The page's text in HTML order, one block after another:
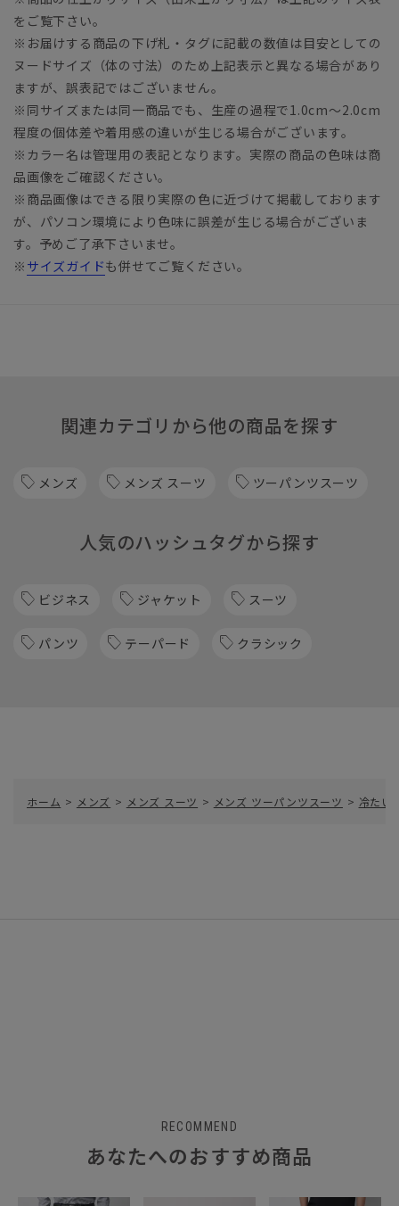
をご覧下さい。
※お届けする商品の下げ札・タグに記載の数値は目安としての
ヌードサイズ（体の寸法）のため上記表示と異なる場合があり
ますが、誤表記ではございません。
※同サイズまたは同一商品でも、生産の過程で1.0cm～2.0cm
程度の個体差や着用感の違いが生じる場合がございます。
※カラー名は管理用の表記となります。実際の商品の色味は商
品画像をご確認ください。
※商品画像はできる限り実際の色に近づけて掲載しております
が、パソコン環境により色味に誤差が生じる場合がございま
す。予めご了承下さいませ。
※ サイズガイドも併せてご覧ください。
関連カテゴリから他の商品を探す
メンズ メンズ スーツ ツーパンツスーツ
人気のハッシュタグから探す
ビジネス ジャケット スーツ
パンツ テーパード クラシック
ホーム > メンズ > メンズ スーツ > メンズ ツーパンツスーツ > 冷たい
RECOMMEND
あなたへのおすすめ商品